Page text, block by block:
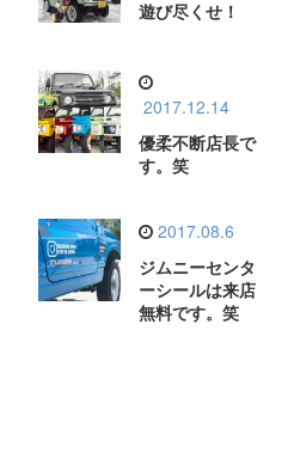
遊び尽くせ！
2017.12.14
優柔不断店長で
す。笑
2017.08.6
ジムニーセンタ
ーシールは来店
無料です。笑